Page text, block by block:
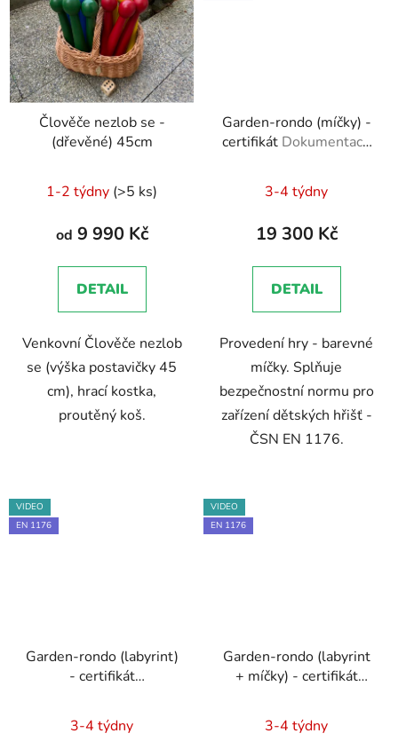
Člověče nezlob se -
(dřevěné) 45cm
1-2 týdny (>5 ks)
od 9 990 Kč
DETAIL
Venkovní Člověče nezlob
se (výška postavičky 45
cm), hrací kostka,
proutěný koš.
Garden-rondo (míčky) -
certifikát Dokumentace
zpráva, Brožura, Školení
zaměstnanců
3-4 týdny
19 300 Kč
DETAIL
Provedení hry - barevné
míčky. Splňuje
bezpečnostní normu pro
zařízení dětských hřišť -
ČSN EN 1176.
VIDEO
EN 1176
Garden-rondo (labyrint)
- certifikát
1176 - Technická
zpráva, Brožura, Školení
hodnocení
3-4 týdny
VIDEO
EN 1176
Garden-rondo (labyrint
+ míčky) - certifikát
1176 - Technická
zpráva, Brožura, Školení
3-4 týdny